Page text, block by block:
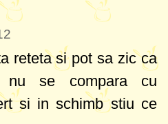
reteta si pot sa zic ca
nu se compara cu
si in schimb stiu ce